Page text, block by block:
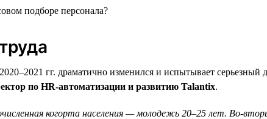
гг. драматично изменился и испытывает
по HR-автоматизации и развитию Talantix.
когорта населения — молодежь 20–25 лет. Во-